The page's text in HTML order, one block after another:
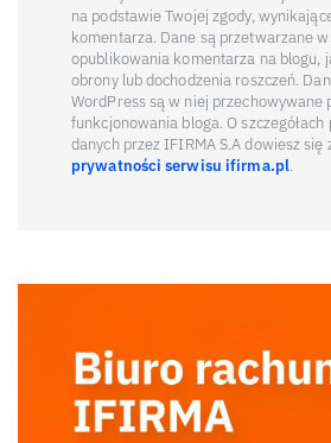
na podstawie Twojej zgody,
komentarza. Dane są przetwarzane
opublikowania komentarza na blogu,
obrony lub dochodzenia roszczeń.
WordPress są w niej przechowywane
funkcjonowania bloga. O
danych przez IFIRMA S.A dowiesz się
prywatności serwisu ifirma.pl.